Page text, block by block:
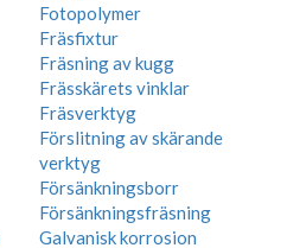
Fotopolymer
Fräsfixtur
Fräsning av kugg
Frässkärets vinklar
Fräsverktyg
Förslitning av skärande
verktyg
Försänkningsborr
Försänkningsfräsning
Galvanisk korrosion